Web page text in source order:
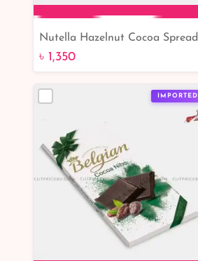
Add to Cart
Nutella Hazelnut Cocoa Spread
- cutpricebd | From Belgium
৳ 1,350
IMPORTED